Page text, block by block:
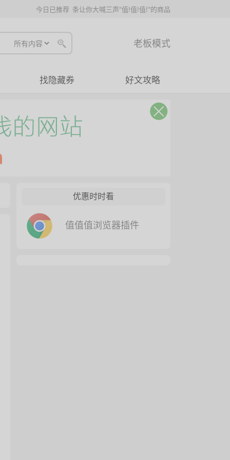
今日已推荐 条让你大喊三声"值!值!值!"的商品
老板模式
找隐藏券 好文攻略
优惠时时看
值值值浏览器插件